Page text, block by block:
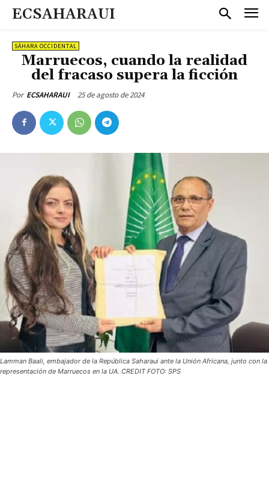
ECSAHARAUI
SÁHARA OCCIDENTAL
Marruecos, cuando la realidad
del fracaso supera la ficción
Por ECSAHARAUI 25 de agosto de 2024
Lamman Baali, embajador de la República Saharaui ante la Unión Africana, junto con la
representación de Marruecos en la UA. CREDIT FOTO: SPS